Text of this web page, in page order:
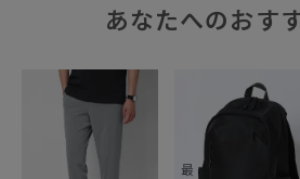
あなたへのおす